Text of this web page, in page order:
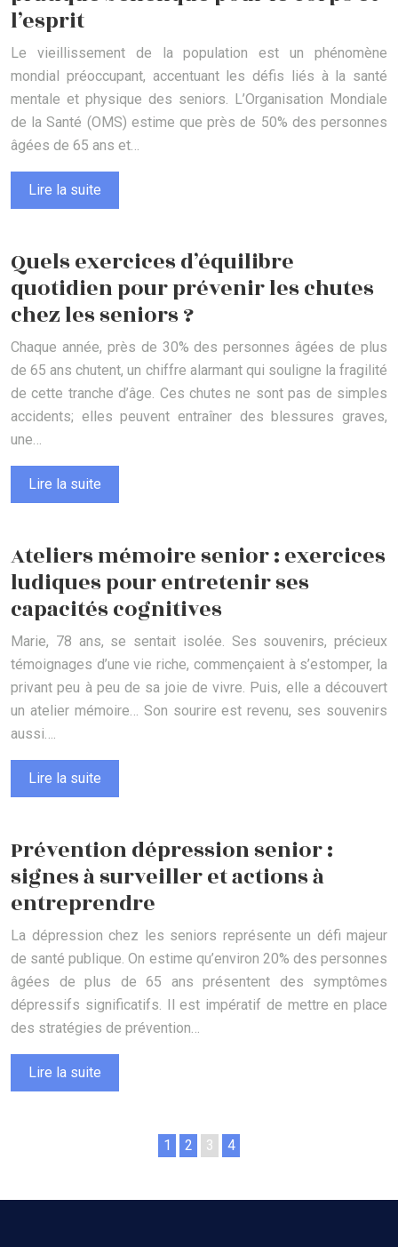
l’esprit
Le vieillissement de la population est un phénomène
mondial préoccupant, accentuant les défis liés à la santé
mentale et physique des seniors. L’Organisation Mondiale
de la Santé (OMS) estime que près de 50% des personnes
âgées de 65 ans et…
Lire la suite
Quels exercices d’équilibre
quotidien pour prévenir les chutes
chez les seniors ?
Chaque année, près de 30% des personnes âgées de plus
de 65 ans chutent, un chiffre alarmant qui souligne la fragilité
de cette tranche d’âge. Ces chutes ne sont pas de simples
accidents; elles peuvent entraîner des blessures graves,
une…
Lire la suite
Ateliers mémoire senior : exercices
ludiques pour entretenir ses
capacités cognitives
Marie, 78 ans, se sentait isolée. Ses souvenirs, précieux
témoignages d’une vie riche, commençaient à s’estomper, la
privant peu à peu de sa joie de vivre. Puis, elle a découvert
un atelier mémoire… Son sourire est revenu, ses souvenirs
aussi….
Lire la suite
Prévention dépression senior :
signes à surveiller et actions à
entreprendre
La dépression chez les seniors représente un défi majeur
de santé publique. On estime qu’environ 20% des personnes
âgées de plus de 65 ans présentent des symptômes
dépressifs significatifs. Il est impératif de mettre en place
des stratégies de prévention…
Lire la suite
1 2 3 4